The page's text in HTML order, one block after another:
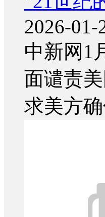
2026-01-
中新网1
面谴责
求美方